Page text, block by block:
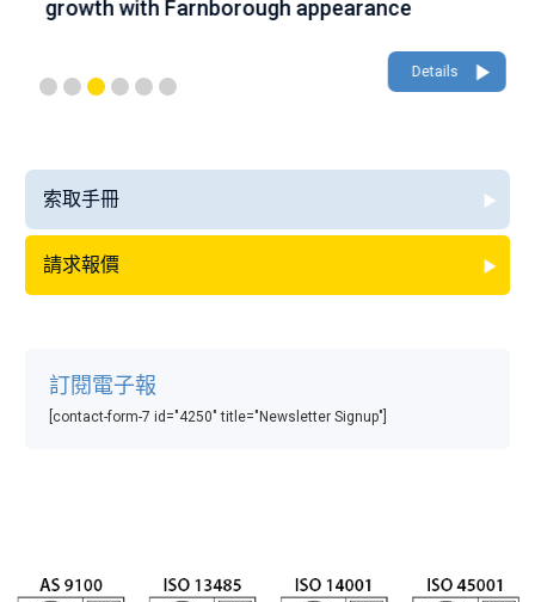
growth with Farnborough appearance
Details
索取手冊
請求報價
訂閱電子報
[contact-form-7 id="4250" title="Newsletter Signup"]